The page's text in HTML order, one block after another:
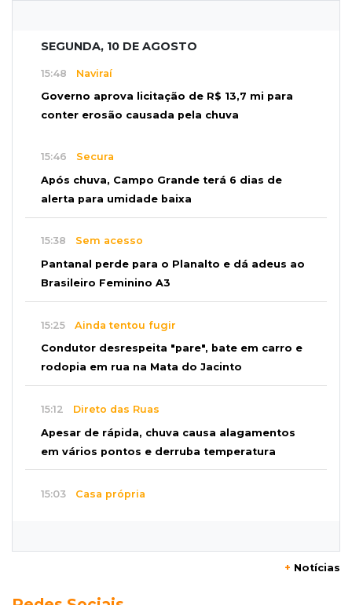
SEGUNDA, 10 DE AGOSTO
15:48 Naviraí
Governo aprova licitação de R$ 13,7 mi para
conter erosão causada pela chuva
15:46 Secura
Após chuva, Campo Grande terá 6 dias de
alerta para umidade baixa
15:38 Sem acesso
Pantanal perde para o Planalto e dá adeus ao
Brasileiro Feminino A3
15:25 Ainda tentou fugir
Condutor desrespeita "pare", bate em carro e
rodopia em rua na Mata do Jacinto
15:12 Direto das Ruas
Apesar de rápida, chuva causa alagamentos
em vários pontos e derruba temperatura
15:03 Casa própria
Laudo definitivo da PF confirma que madeira
+ Notícias